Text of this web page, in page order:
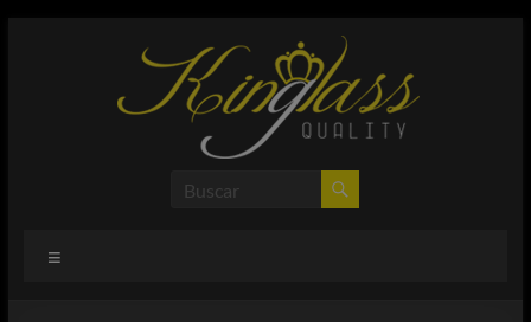
cristalería